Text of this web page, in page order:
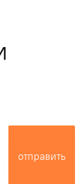
отправить